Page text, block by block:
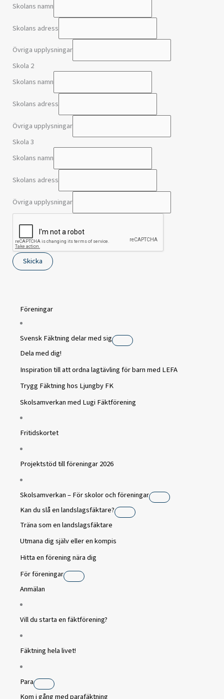
Skolans namn
Skolans adress
Övriga upplysningar
Skola 2
Skolans namn
Skolans adress
Övriga upplysningar
Skola 3
Skolans namn
Skolans adress
Övriga upplysningar
Skicka
Föreningar
Svensk Fäktning delar med sig
Dela med dig!
Inspiration till att ordna lagtävling för barn med LEFA
Trygg Fäktning hos Ljungby FK
Skolsamverkan med Lugi Fäktförening
Fritidskortet
Projektstöd till föreningar 2026
Skolsamverkan – För skolor och föreningar
Kan du slå en landslagsfäktare?
Träna som en landslagsfäktare
Utmana dig själv eller en kompis
Hitta en förening nära dig
För föreningar
Anmälan
Vill du starta en fäktförening?
Fäktning hela livet!
Para
Kom i gång med parafäktning